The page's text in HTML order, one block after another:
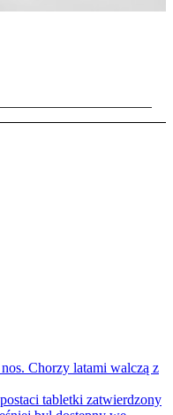
Chorzy latami walczą z
tabletki zatwierdzony